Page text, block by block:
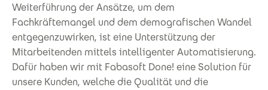
Weiterführung der Ansätze, um dem
Fachkräftemangel und dem demografischen Wandel
entgegenzuwirken, ist eine Unterstützung der
Mitarbeitenden mittels intelligenter Automatisierung.
Dafür haben wir mit Fabasoft Done! eine Solution für
unsere Kunden, welche die Qualität und die